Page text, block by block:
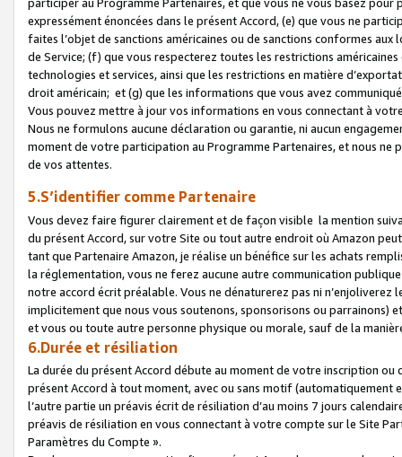
participer au Programme Partenaires, et que vous ne vous basez
expressément énoncées dans le présent Accord, (e) que vous ne
faites l’objet de sanctions américaines ou de sanctions conformes
de Service; (f) que vous respecterez toutes les restrictions
technologies et services, ainsi que les restrictions en matière
droit américain; et (g) que les informations que vous avez
Vous pouvez mettre à jour vos informations en vous connectant à
Nous ne formulons aucune déclaration ou garantie, ni aucun
moment de votre participation au Programme Partenaires, et nous
de vos attentes.
5.S’identifier comme Partenaire
Vous devez faire figurer clairement et de façon visible la mention
du présent Accord, sur votre Site ou tout autre endroit où Amazon
tant que Partenaire Amazon, je réalise un bénéfice sur les achats
la réglementation, vous ne ferez aucune autre communication
notre accord écrit préalable. Vous ne dénaturerez pas ni
implicitement que nous vous soutenons, sponsorisons ou parrainons)
et vous ou toute autre personne physique ou morale, sauf de la
6.Durée et résiliation
La durée du présent Accord débute au moment de votre inscription
présent Accord à tout moment, avec ou sans motif (automatiquement
l’autre partie un préavis écrit de résiliation d’au moins 7 jours
préavis de résiliation en vous connectant à votre compte sur le Site
Paramètres du Compte ».